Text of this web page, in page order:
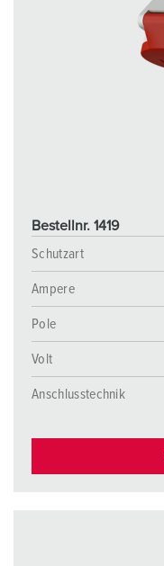
Bestellnr. 1419
Schutzart
Ampere
Pole
Volt
Anschlusstechnik